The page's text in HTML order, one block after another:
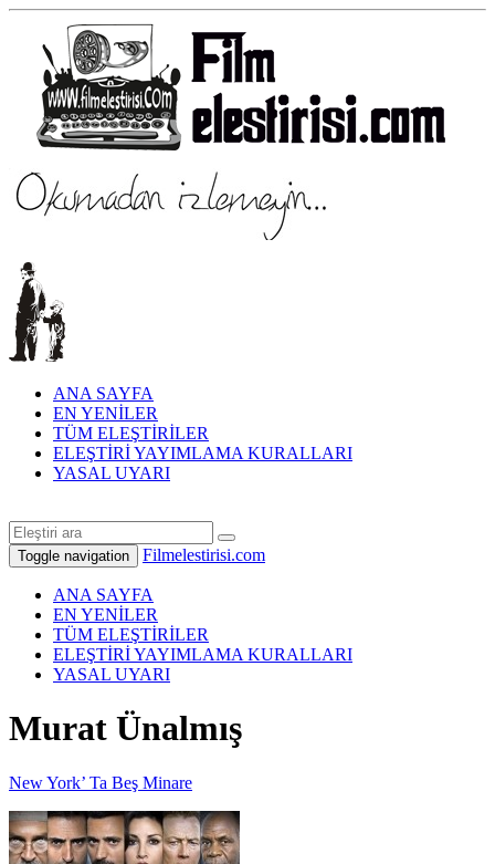
ANA SAYFA
EN YENİLER
TÜM ELEŞTİRİLER
ELEŞTİRİ YAYIMLAMA KURALLARI
YASAL UYARI
Toggle navigation Filmelestirisi.com
ANA SAYFA
EN YENİLER
TÜM ELEŞTİRİLER
ELEŞTİRİ YAYIMLAMA KURALLARI
YASAL UYARI
Murat Ünalmış
New York’ Ta Beş Minare